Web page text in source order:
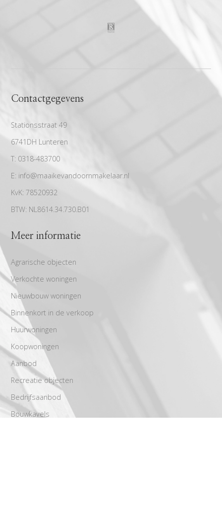
Contactgegevens
Stationsstraat 49
6741DH Lunteren
T: 0318-483700
E: info@maaikevandoornmakelaar.nl
KvK: 78520932
BTW: NL8614.34.730.B01
Meer informatie
Agrarische objecten
Verkochte woningen
Nieuwbouw woningen
Binnenkort in de verkoop
Huurwoningen
Koopwoningen
Aanbod
Recreatie objecten
Bedrijfsaanbod
Bouwkavels